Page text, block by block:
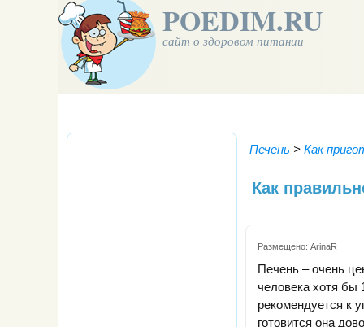
POEDIM.RU
сайт о здоровом питании
Печень > Как
Как
Размещено: ArinaR
Печень – очень
человека хотя бы
рекомендуется к
готовится она